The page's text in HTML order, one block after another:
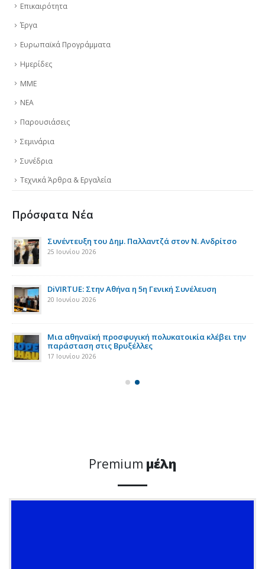
Επικαιρότητα
Έργα
Ευρωπαϊκά Προγράμματα
Ημερίδες
ΜΜΕ
ΝΕΑ
Παρουσιάσεις
Σεμινάρια
Συνέδρια
Τεχνικά Άρθρα & Εργαλεία
Πρόσφατα Νέα
Συνέντευξη του Δημ. Παλλαντζά στον Ν. Ανδρίτσο
25 Ιουνίου 2026
DiVIRTUE: Στην Αθήνα η 5η Γενική Συνέλευση
20 Ιουνίου 2026
Μια αθηναϊκή προσφυγική πολυκατοικία κλέβει την
παράσταση στις Βρυξέλλες
17 Ιουνίου 2026
Premium μέλη